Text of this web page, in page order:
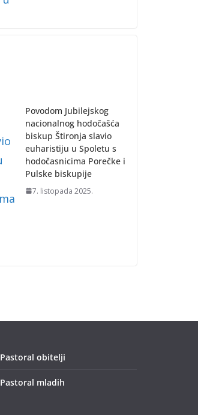
Povodom Jubilejskog
nacionalnog hodočašća
biskup Štironja slavio
euharistiju u Spoletu s
hodočasnicima Porečke i
Pulske biskupije
7. listopada 2025.
Pastoral obitelji
Pastoral mladih